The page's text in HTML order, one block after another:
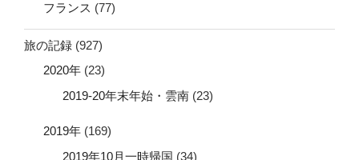
フランス (77)
旅の記録 (927)
2020年 (23)
2019-20年末年始・雲南 (23)
2019年 (169)
2019年10月一時帰国 (34)